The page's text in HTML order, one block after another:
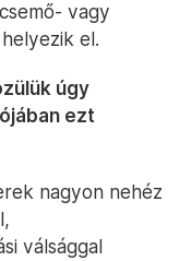
vagy
el.
úgy
ezt
nagyon nehéz
válsággal